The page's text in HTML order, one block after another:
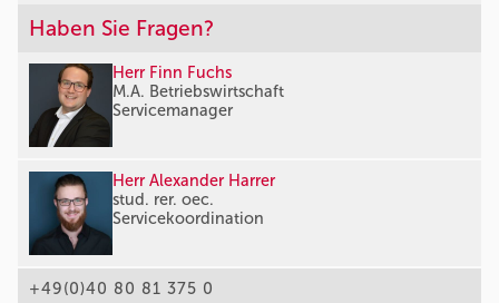
Haben Sie Fragen?
Herr Finn Fuchs
M.A. Betriebswirtschaft
Servicemanager
Herr Alexander Harrer
stud. rer. oec.
Servicekoordination
+49(0)40 80 81 375 0